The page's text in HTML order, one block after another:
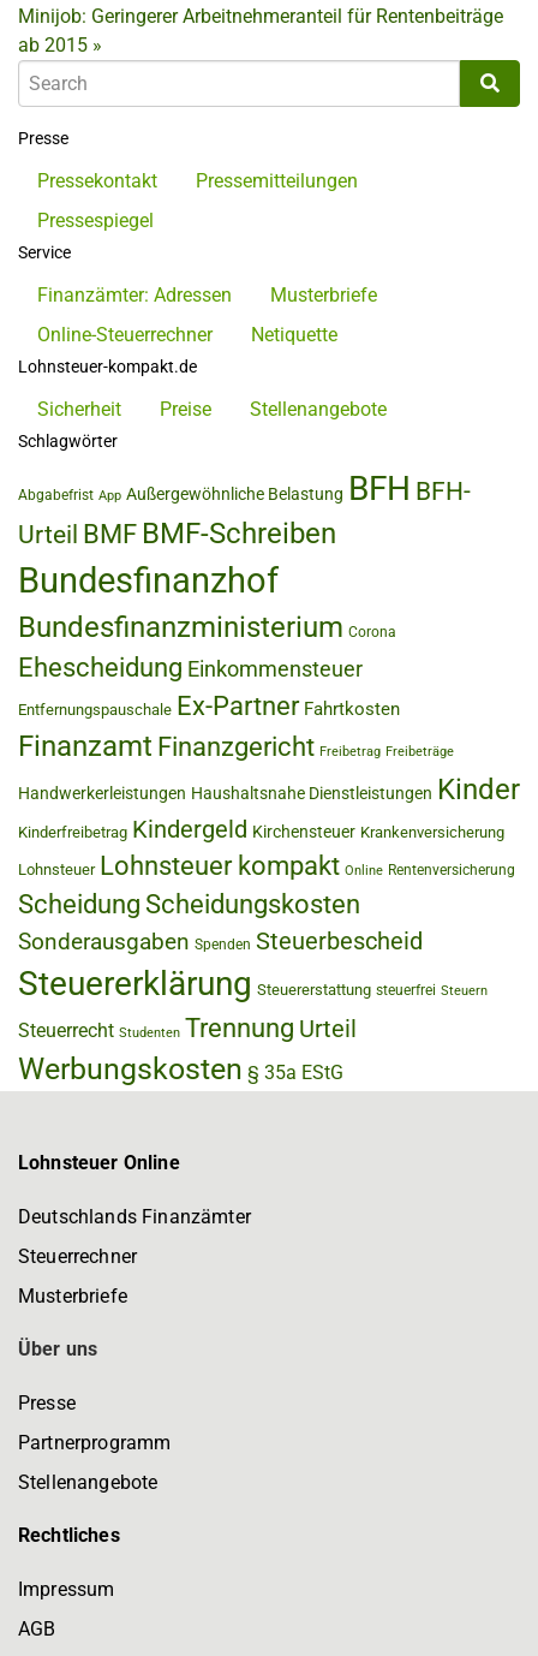
Minijob: Geringerer Arbeitnehmeranteil für Rentenbeiträge
ab 2015 »
Presse
Pressekontakt
Pressemitteilungen
Pressespiegel
Service
Finanzämter: Adressen
Musterbriefe
Online-Steuerrechner
Netiquette
Lohnsteuer-kompakt.de
Sicherheit Preise Stellenangebote
Schlagwörter
Abgabefrist App Außergewöhnliche Belastung BFH BFH-
Urteil BMF BMF-Schreiben
Bundesfinanzhof
Bundesfinanzministerium Corona
Ehescheidung Einkommensteuer
Entfernungspauschale Ex-Partner Fahrtkosten
Finanzamt Finanzgericht Freibetrag Freibeträge
Handwerkerleistungen Haushaltsnahe Dienstleistungen Kinder
Kinderfreibetrag Kindergeld Kirchensteuer Krankenversicherung
Lohnsteuer Lohnsteuer kompakt Online Rentenversicherung
Scheidung Scheidungskosten
Sonderausgaben Spenden Steuerbescheid
Steuererklärung Steuererstattung steuerfrei Steuern
Steuerrecht Studenten Trennung Urteil
Werbungskosten § 35a EStG
Lohnsteuer Online
Deutschlands Finanzämter
Steuerrechner
Musterbriefe
Über uns
Presse
Partnerprogramm
Stellenangebote
Rechtliches
Impressum
AGB